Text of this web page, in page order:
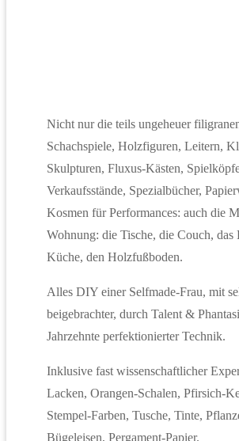
Nicht nur die teils ungeheuer
Schachspiele, Holzfiguren, Leitern,
Skulpturen, Fluxus-Kästen,
Verkaufsstände, Spezialbücher,
Kosmen für Performances: auch die
Wohnung: die Tische, die Couch, das
Küche, den Holzfußboden.
Alles DIY einer Selfmade-Frau, mit
beigebrachter, durch Talent &
Jahrzehnte perfektionierter Technik.
Inklusive fast wissenschaftlicher
Lacken, Orangen-Schalen, Pfirsich-
Stempel-Farben, Tusche, Tinte,
Bügeleisen, Pergament-Papier.